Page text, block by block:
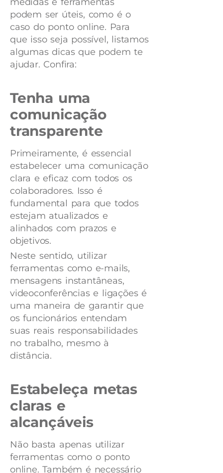
podem ser úteis, como é o
caso do ponto online. Para
que isso seja possível, listamos
algumas dicas que podem te
ajudar. Confira:
Tenha uma
comunicação
transparente
Primeiramente, é essencial
estabelecer uma comunicação
clara e eficaz com todos os
colaboradores. Isso é
fundamental para que todos
estejam atualizados e
alinhados com prazos e
objetivos.
Neste sentido, utilizar
ferramentas como e-mails,
mensagens instantâneas,
videoconferências e ligações é
uma maneira de garantir que
os funcionários entendam
suas reais responsabilidades
no trabalho, mesmo à
distância.
Estabeleça metas
claras e
alcançáveis
Não basta apenas utilizar
ferramentas como o ponto
online. Também é necessário